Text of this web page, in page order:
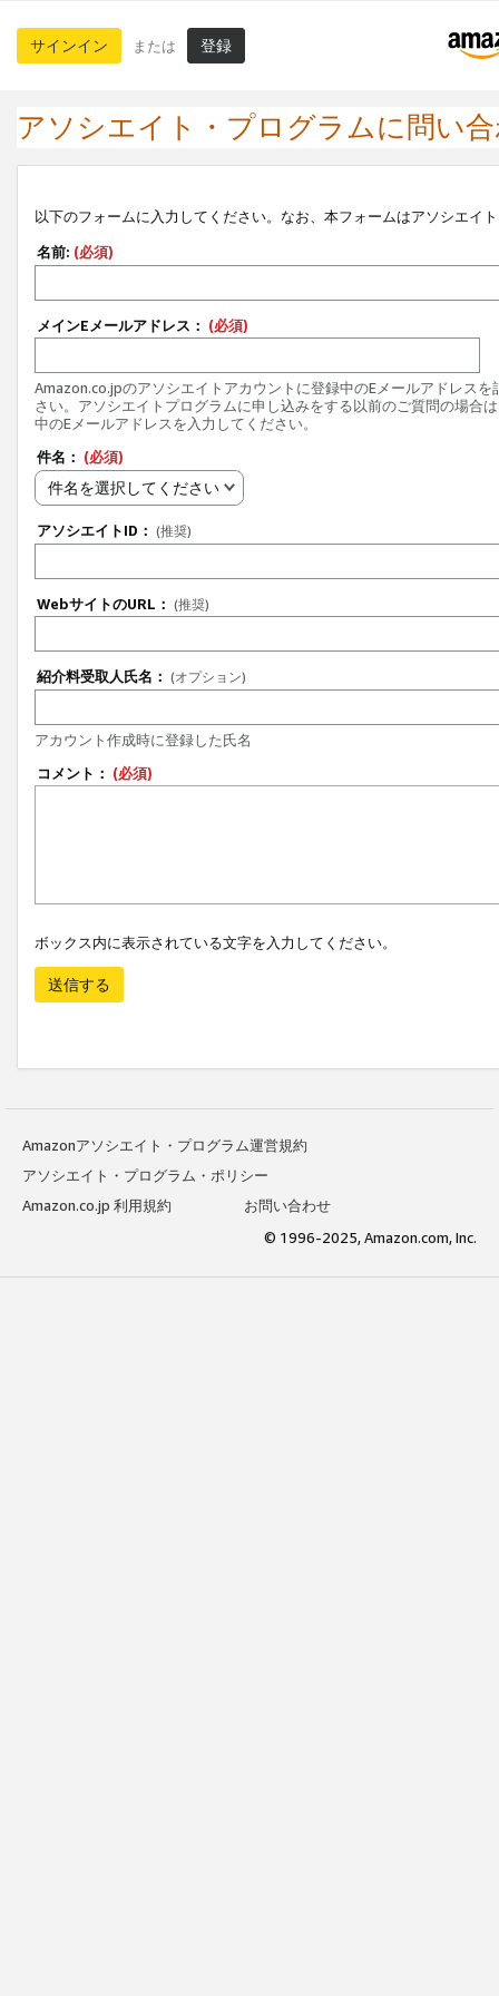
サインイン または 登録
アソシエイト・プログラムに問い
以下のフォームに入力してください。なお、本フォームはアソシエイ
名前: (必須)
メインEメールアドレス： (必須)
Amazon.co.jpのアソシエイトアカウントに登録中のEメールアドレスを
さい。アソシエイトプログラムに申し込みをする以前のご質問の場合
中のEメールアドレスを入力してください。
件名： (必須)
件名を選択してください
アソシエイトID： (推奨)
WebサイトのURL： (推奨)
紹介料受取人氏名： (オプション)
アカウント作成時に登録した氏名
コメント： (必須)
ボックス内に表示されている文字を入力してください。
送信する
Amazonアソシエイト・プログラム運営規約
アソシエイト・プログラム・ポリシー
Amazon.co.jp 利用規約
お問い合わせ
© 1996-2025, Amazon.com, Inc.